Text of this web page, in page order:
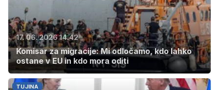
17. 06. 2026 14.42
Komisar za migracije: Mi odločamo, kdo lahko
ostane v EU in kdo mora oditi
TUJINA